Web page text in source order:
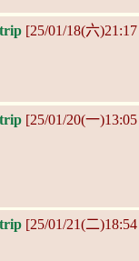
[25/01/18(六
[25/01/20(一
[25/01/21(二